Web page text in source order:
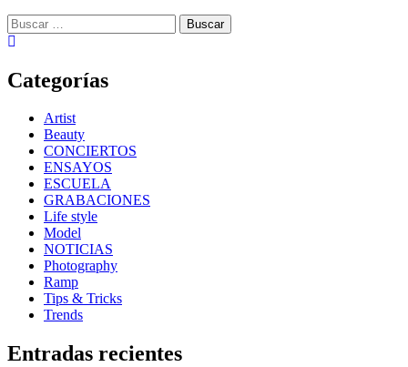
Buscar:
Categorías
Artist
Beauty
CONCIERTOS
ENSAYOS
ESCUELA
GRABACIONES
Life style
Model
NOTICIAS
Photography
Ramp
Tips & Tricks
Trends
Entradas recientes